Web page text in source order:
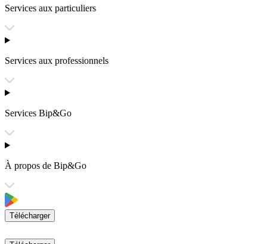
Services aux particuliers
Services aux professionnels
Services Bip&Go
À propos de Bip&Go
Télécharger